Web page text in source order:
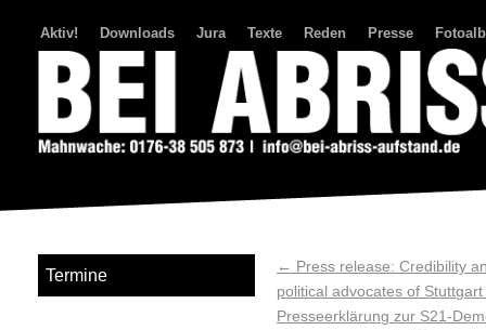
Aktiv! Downloads Jura Texte Reden Presse
← Press release: Credibility
political advocates of
Presseerklärung zur S21-
Termine